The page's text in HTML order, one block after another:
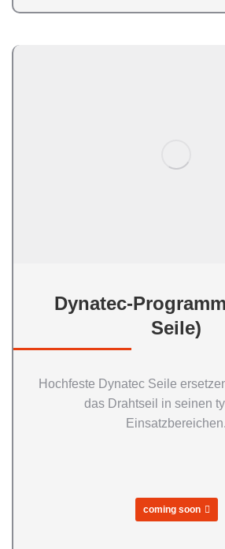
Dynatec-
Seile)
Hochfeste Dynatec Seile
das Drahtseil in seinen
Einsatzbereichen.
coming soon